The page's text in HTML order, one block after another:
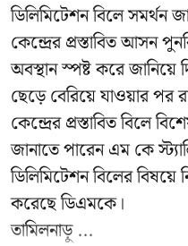
ডিলিমিটেশন বিলে সমর্থন
কেন্দ্রের প্রস্তাবিত আসন
অবস্থান স্পষ্ট করে জানিয়ে
ছেড়ে বেরিয়ে যাওয়ার পর
কেন্দ্রের প্রস্তাবিত বিলে
জানাতে পারেন এম কে
ডিলিমিটেশন বিলের
করেছে ডিএমকে।
তামিলনাড়ু ...